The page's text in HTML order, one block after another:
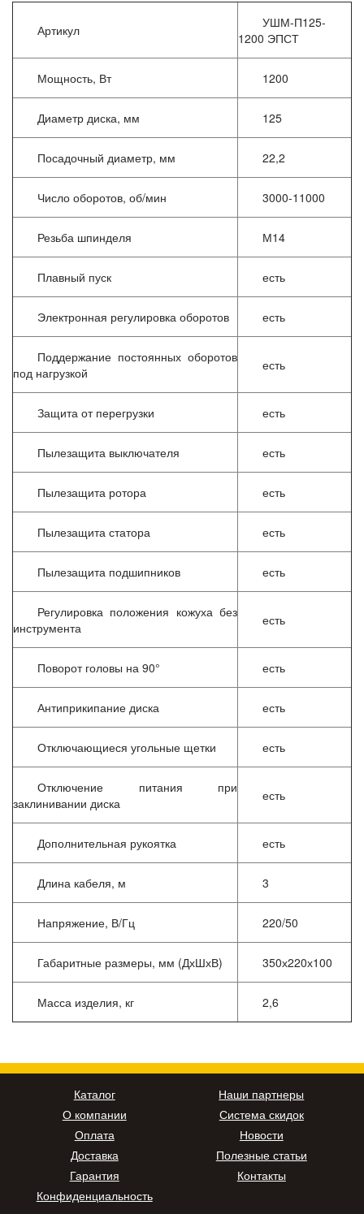
Артикул
УШМ-П125-
1200 ЭПСТ
Мощность, Вт 1200
Диаметр диска, мм 125
Посадочный диаметр, мм 22,2
Число оборотов, об/мин 3000-11000
Резьба шпинделя М14
Плавный пуск есть
Электронная регулировка оборотов есть
Поддержание постоянных оборотов
под нагрузкой
есть
Защита от перегрузки есть
Пылезащита выключателя есть
Пылезащита ротора есть
Пылезащита статора есть
Пылезащита подшипников есть
Регулировка положения кожуха без
инструмента
есть
Поворот головы на 90° есть
Антиприкипание диска есть
Отключающиеся угольные щетки есть
Отключение питания при
заклинивании диска
есть
Дополнительная рукоятка есть
Длина кабеля, м 3
Напряжение, В/Гц 220/50
Габаритные размеры, мм (ДхШхВ) 350х220х100
Масса изделия, кг 2,6
Каталог
О компании
Оплата
Доставка
Гарантия
Конфиденциальность
Наши партнеры
Система скидок
Новости
Полезные статьи
Контакты